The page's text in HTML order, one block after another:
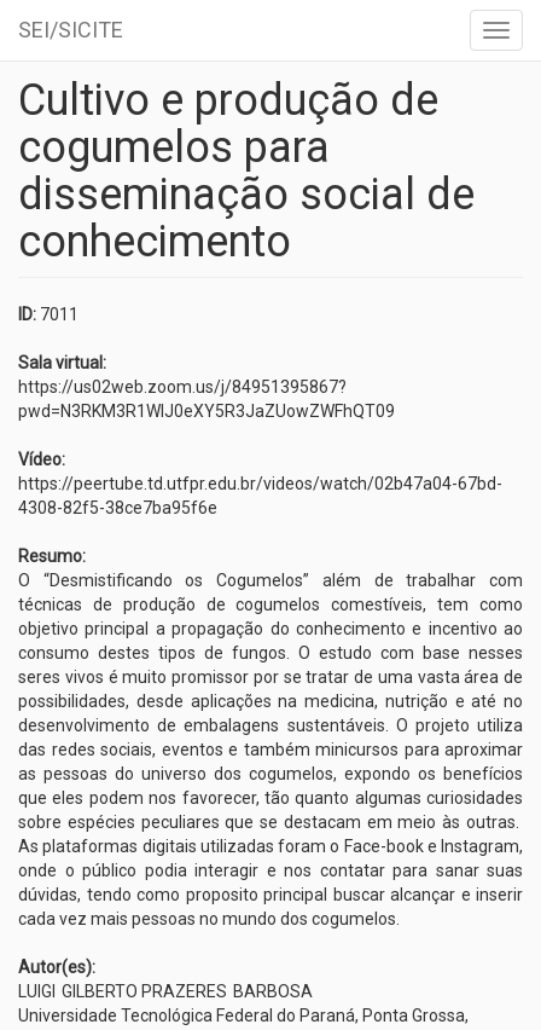
Skip
main
content
SEI/SICITE
Cultivo e produção de
cogumelos para
disseminação social de
conhecimento
ID: 7011
Sala virtual:
https://us02web.zoom.us/j/84951395867?
pwd=N3RKM3R1WlJ0eXY5R3JaZUowZWFhQT09
Vídeo:
https://peertube.td.utfpr.edu.br/videos/watch/02b47a04-67bd-
4308-82f5-38ce7ba95f6e
Resumo:
O “Desmistificando os Cogumelos” além de trabalhar com
técnicas de produção de cogumelos comestíveis, tem como
objetivo principal a propagação do conhecimento e incentivo ao
consumo destes tipos de fungos. O estudo com base nesses
seres vivos é muito promissor por se tratar de uma vasta área de
possibilidades, desde aplicações na medicina, nutrição e até no
desenvolvimento de embalagens sustentáveis. O projeto utiliza
das redes sociais, eventos e também minicursos para aproximar
as pessoas do universo dos cogumelos, expondo os benefícios
que eles podem nos favorecer, tão quanto algumas curiosidades
sobre espécies peculiares que se destacam em meio às outras.
As plataformas digitais utilizadas foram o Face-book e Instagram,
onde o público podia interagir e nos contatar para sanar suas
dúvidas, tendo como proposito principal buscar alcançar e inserir
cada vez mais pessoas no mundo dos cogumelos.
Autor(es):
LUIGI GILBERTO PRAZERES BARBOSA
Universidade Tecnológica Federal do Paraná, Ponta Grossa,